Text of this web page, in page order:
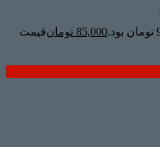
85,000 تومانقیمت